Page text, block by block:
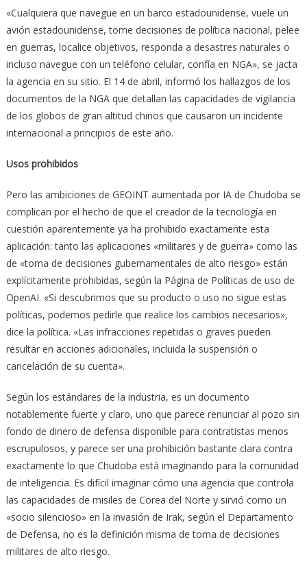
«Cualquiera que navegue en un barco estadounidense, vuele un
avión estadounidense, tome decisiones de política nacional, pelee
en guerras, localice objetivos, responda a desastres naturales o
incluso navegue con un teléfono celular, confía en NGA», se jacta
la agencia en su sitio. El 14 de abril, informó los hallazgos de los
documentos de la NGA que detallan las capacidades de vigilancia
de los globos de gran altitud chinos que causaron un incidente
internacional a principios de este año.
Usos prohibidos
Pero las ambiciones de GEOINT aumentada por IA de Chudoba se
complican por el hecho de que el creador de la tecnología en
cuestión aparentemente ya ha prohibido exactamente esta
aplicación: tanto las aplicaciones «militares y de guerra» como las
de «toma de decisiones gubernamentales de alto riesgo» están
explícitamente prohibidas, según la Página de Políticas de uso de
OpenAI. «Si descubrimos que su producto o uso no sigue estas
políticas, podemos pedirle que realice los cambios necesarios»,
dice la política. «Las infracciones repetidas o graves pueden
resultar en acciones adicionales, incluida la suspensión o
cancelación de su cuenta».
Según los estándares de la industria, es un documento
notablemente fuerte y claro, uno que parece renunciar al pozo sin
fondo de dinero de defensa disponible para contratistas menos
escrupulosos, y parece ser una prohibición bastante clara contra
exactamente lo que Chudoba está imaginando para la comunidad
de inteligencia. Es difícil imaginar cómo una agencia que controla
las capacidades de misiles de Corea del Norte y sirvió como un
«socio silencioso» en la invasión de Irak, según el Departamento
de Defensa, no es la definición misma de toma de decisiones
militares de alto riesgo.